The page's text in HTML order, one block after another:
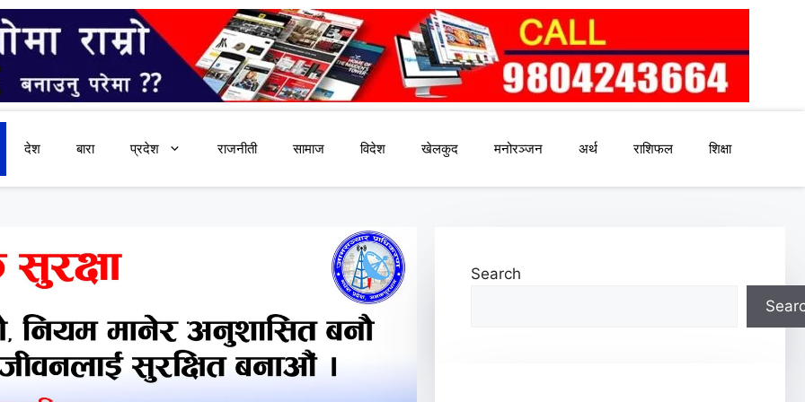
देश बारा प्रदेश राजनीती सामाज विदेश खेलकुद मनोरञ्जन अर्थ राशिफल शिक्षा
Search